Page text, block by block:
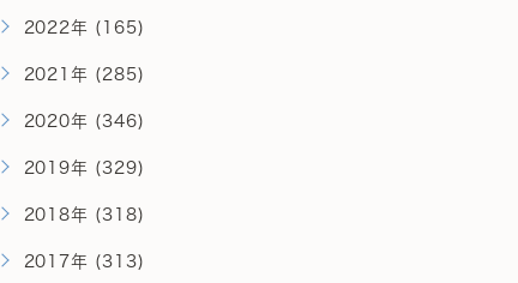
2022年 (165)
2021年 (285)
2020年 (346)
2019年 (329)
2018年 (318)
2017年 (313)